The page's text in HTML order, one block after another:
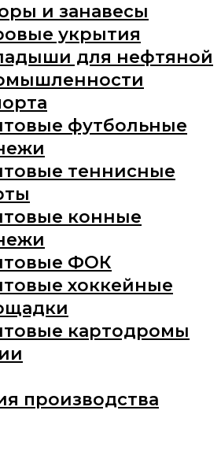
и занавесы
укрытия
для нефтяной
футбольные
теннисные
конные
ФОК
хоккейные
картодромы
производства